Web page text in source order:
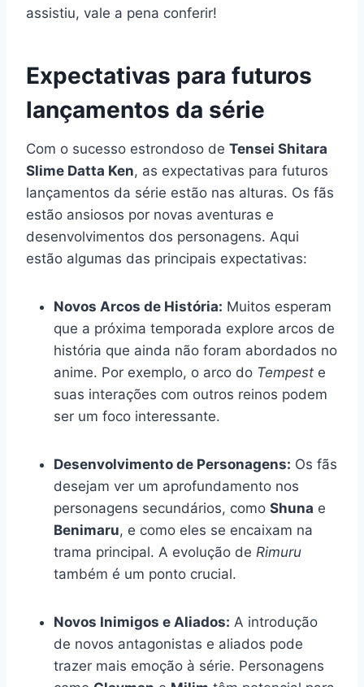
assistiu, vale a pena conferir!
Expectativas para futuros
lançamentos da série
Com o sucesso estrondoso de Tensei Shitara
Slime Datta Ken, as expectativas para futuros
lançamentos da série estão nas alturas. Os fãs
estão ansiosos por novas aventuras e
desenvolvimentos dos personagens. Aqui
estão algumas das principais expectativas:
Novos Arcos de História: Muitos esperam
que a próxima temporada explore arcos de
história que ainda não foram abordados no
anime. Por exemplo, o arco do Tempest e
suas interações com outros reinos podem
ser um foco interessante.
Desenvolvimento de Personagens: Os fãs
desejam ver um aprofundamento nos
personagens secundários, como Shuna e
Benimaru, e como eles se encaixam na
trama principal. A evolução de Rimuru
também é um ponto crucial.
Novos Inimigos e Aliados: A introdução
de novos antagonistas e aliados pode
trazer mais emoção à série. Personagens